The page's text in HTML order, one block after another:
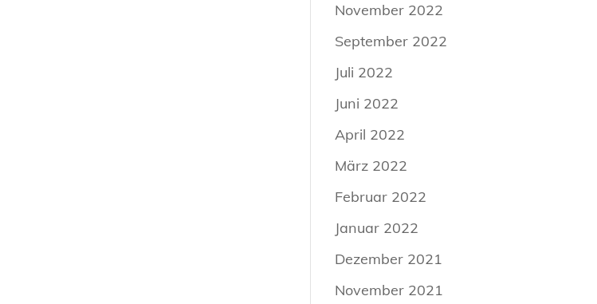
November 2022
September 2022
Juli 2022
Juni 2022
April 2022
März 2022
Februar 2022
Januar 2022
Dezember 2021
November 2021